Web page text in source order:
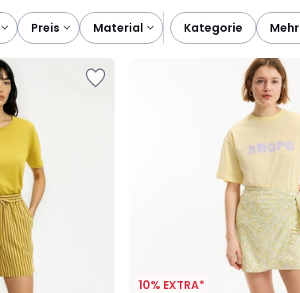
preis material kategorie
10% EXTRA*